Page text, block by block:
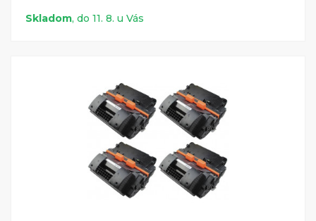
Skladom, do 11. 8. u Vás